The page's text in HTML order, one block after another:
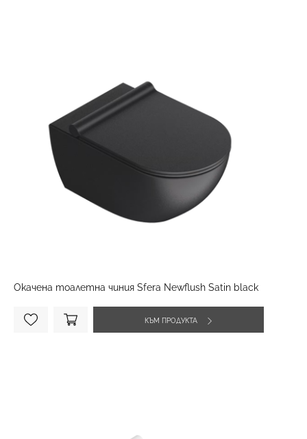
Окачена тоалетна чиния Sfera Newflush Satin black
КЪМ ПРОДУКТА